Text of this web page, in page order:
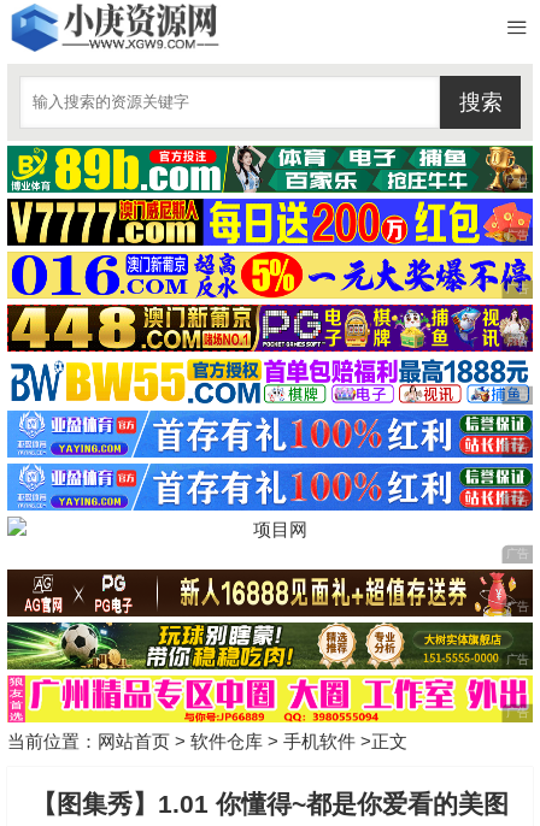
当前位置： 网站首页 > 软件仓库 > 手机软件 >正文
【图集秀】1.01 你懂得~都是你爱看的美图